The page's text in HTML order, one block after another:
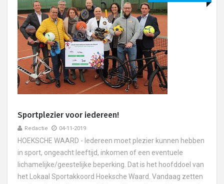
Sportplezier voor iedereen!
Redactie 04-11-2019
HOEKSCHE WAARD - Iedereen moet plezier kunnen hebben
in sport, ongeacht leeftijd, inkomen of een eventuele
lichamelijke/geestelijke beperking. Dat is het hoofddoel van
het Lokaal Sportakkoord Hoeksche Waard. Vandaag zetten